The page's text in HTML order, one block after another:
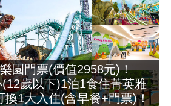
園門票(價值2958元)！
歲以下)1泊1食住菁英雅
換1大入住(含早餐+門票)！